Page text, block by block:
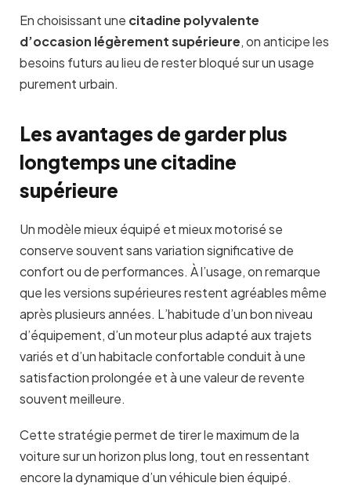
En choisissant une citadine polyvalente
d’occasion légèrement supérieure, on anticipe les
besoins futurs au lieu de rester bloqué sur un usage
purement urbain.
Les avantages de garder plus
longtemps une citadine
supérieure
Un modèle mieux équipé et mieux motorisé se
conserve souvent sans variation significative de
confort ou de performances. À l’usage, on remarque
que les versions supérieures restent agréables même
après plusieurs années. L’habitude d’un bon niveau
d’équipement, d’un moteur plus adapté aux trajets
variés et d’un habitacle confortable conduit à une
satisfaction prolongée et à une valeur de revente
souvent meilleure.
Cette stratégie permet de tirer le maximum de la
voiture sur un horizon plus long, tout en ressentant
encore la dynamique d’un véhicule bien équipé.